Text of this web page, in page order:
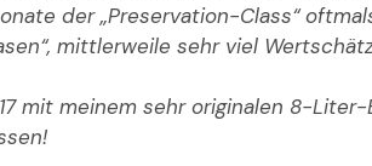
der „Preservation-Class“
mittlerweile sehr viel
mit meinem sehr originalen 8-